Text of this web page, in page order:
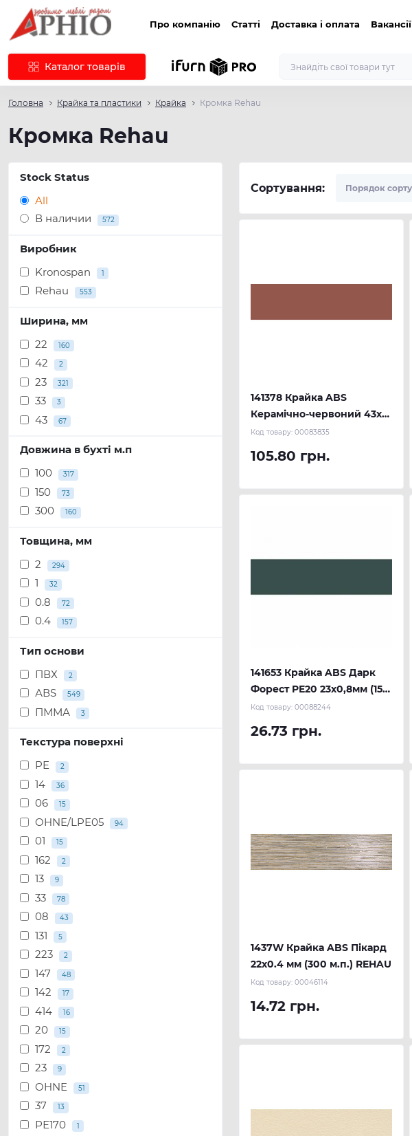
Про компанію Статті Доставка і оплата Вакансії
Каталог товарів
Головна Крайка та пластики Крайка Кромка Rehau
Кромка Rehau
Stock Status
All
В наличии
572
Виробник
Kronospan
1
Rehau 553
Ширина, мм
22
160
42 2
23 321
33 3
43 67
Довжина в бухті м.п
100
317
150 73
300 160
Товщина, мм
2
294
1 32
0.8 72
0.4 157
Тип основи
ПВХ
2
АВS 549
ПММА 3
Текстура поверхні
PE
2
14 36
06 15
OHNE/LPE05 94
01 15
162 2
13 9
33 78
08 43
131 5
223 2
147 48
142 17
414 16
20 15
172 2
23 9
OHNE 51
37 13
РЕ170 1
Сортування:
141378 Крайка ABS
Керамічно-червоний 43х1
мм (100 м.п.) REHAU матова
Код товару: 00083835
105.80 грн.
141653 Крайка ABS Дарк
Форест PE20 23х0,8мм (150
м.п.) REHAU
Код товару: 00088244
26.73 грн.
1437W Крайка ABS Пікард
22х0.4 мм (300 м.п.) REHAU
Код товару: 00046114
14.72 грн.